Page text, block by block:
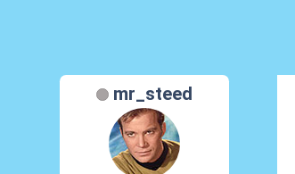
mr_steed